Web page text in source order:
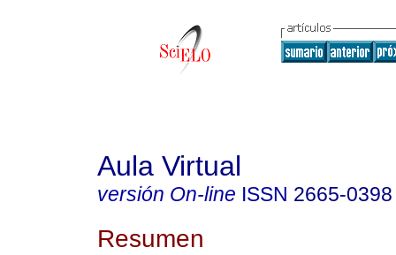
Aula Virtual
versión On-line ISSN 2665-0398
Resumen